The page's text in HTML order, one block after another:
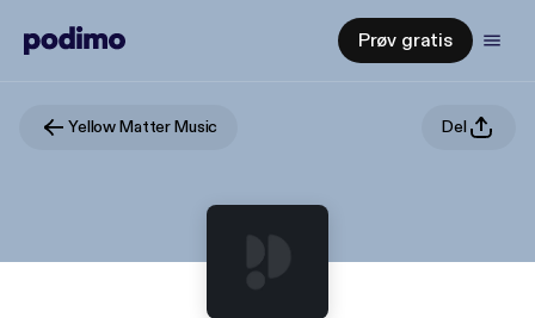
Prøv gratis
Yellow Matter Music Del